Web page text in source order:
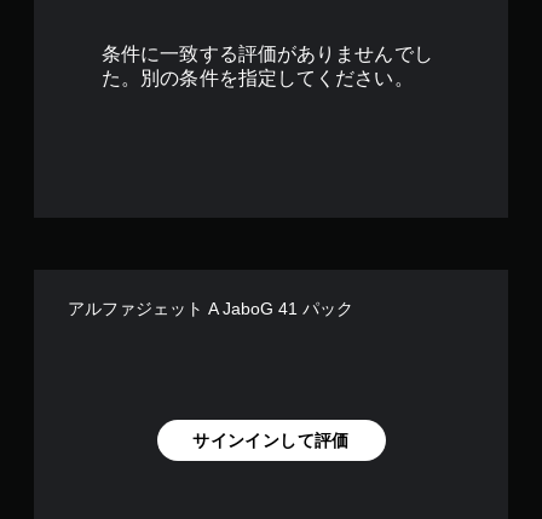
条件に一致する評価がありませんでし
た。別の条件を指定してください。
アルファジェット A JaboG 41 パック
サインインして評価